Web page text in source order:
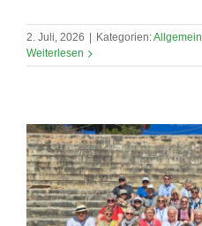
2. Juli, 2026 | Kategorien:Allgemein
Weiterlesen